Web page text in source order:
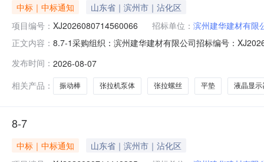
中标｜中标通知
山东省｜滨州市｜沾化区
项目编号： XJ2026080714560066 招标单位： 滨州建华建材有限
正文内容： 8.7-1采购组织：滨州建华建材有限公司招标编号：
司张拉机泵体*电动油泵ZB4-500*泵头总成套1.0滨州瑞
发布时间： 2026-08-07
相关产品：
振动棒 张拉机泵体 张拉螺丝 平垫 液晶显示
8-7
中标｜中标通知
山东省｜滨州市｜沾化区